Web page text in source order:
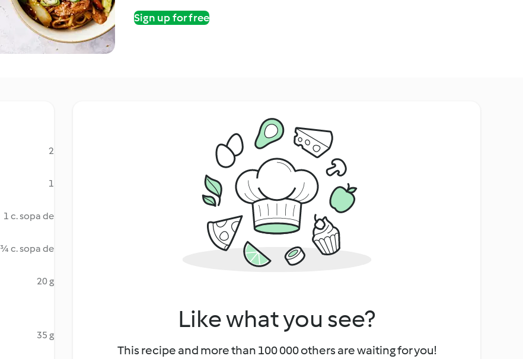
Sign up for free
2
1
1 c. sopa de
¾ c. sopa de
20 g
35 g
Like what you see?
This recipe and more than 100 000 others are waiting for you!